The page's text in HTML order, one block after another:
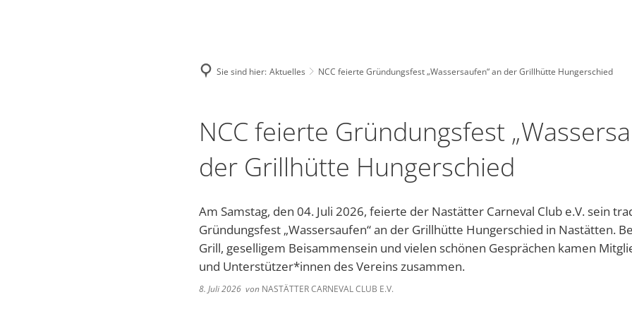
Stadt
Bürgerhaus
Stadtrat und Ausschüsse
Friedhof
Gewerbetour
Stadtarchiv Warum unsere Region „Blaues Ländchen“ heißt
Kinocenter
Evangelische Gemeindebücherei
Veranstaltungen
Touristik im Blauen Ländchen
ÜBERNACHTEN, ESSEN & TRINKEN
Waldschwimmbad
Vielfalt Rhein-Lahn-Limes
Religionsgemeinschaften
Gesundheitswesen der Stadt Nastätten
Soziale Einrichtungen
City-
Tafel
Freies WLAN
DE
Sie sind hier: Aktuelles NCC feierte Gründungsfest „Wassersaufen“ an der Grillhütte Hungerschied
NCC feierte Gründungsfest
der Grillhütte Hungerschied
Am Samstag, den 04. Juli 2026, feierte der Nastätter Carneval Club e.V. sein
Gründungsfest „Wassersaufen“ an der Grillhütte Hungerschied in Nastätten.
Grill, geselligem Beisammensein und vielen schönen Gesprächen kamen
und Unterstützer*innen des Vereins zusammen.
8. Juli 2026 von NASTÄTTER CARNEVAL CLUB E.V.